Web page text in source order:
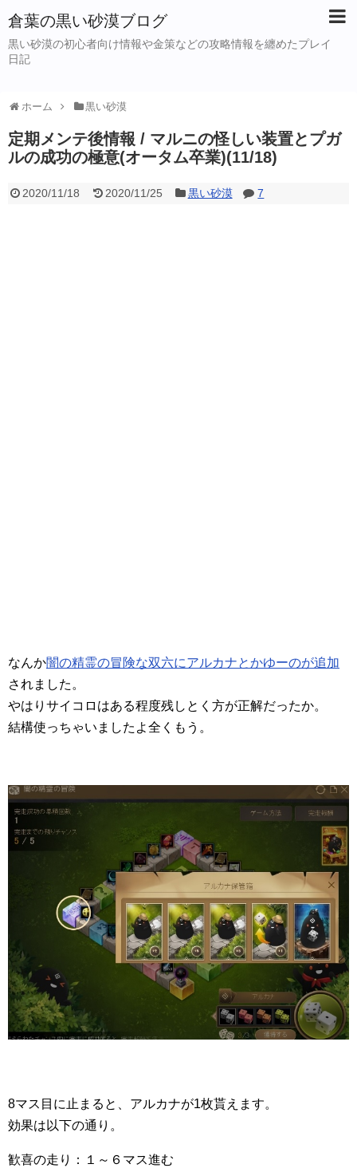
倉葉の黒い砂漠ブログ
黒い砂漠の初心者向け情報や金策などの攻略情報を纏めたプレイ
日記
ホーム 黒い砂漠
定期メンテ後情報 / マルニの怪しい装置とプガ
ルの成功の極意(オータム卒業)(11/18)
2020/11/18 2020/11/25 黒い砂漠 7
なんか闇の精霊の冒険な双六にアルカナとかゆーのが追加
されました。
やはりサイコロはある程度残しとく方が正解だったか。
結構使っちゃいましたよ全くもう。
8マス目に止まると、アルカナが1枚貰えます。
効果は以下の通り。
歓喜の走り：１～６マス進む